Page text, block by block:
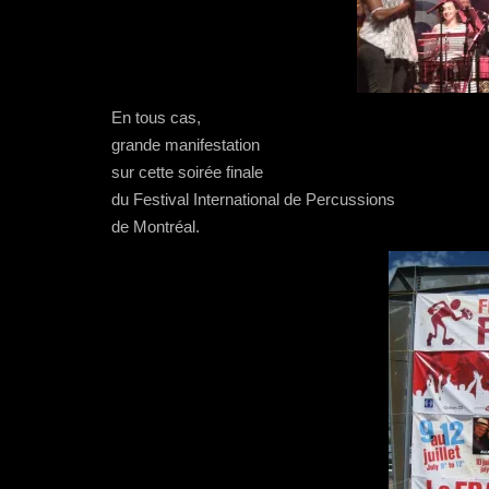
En tous cas,
grande manifestation
sur cette soirée finale
du Festival International de Percussions
de Montréal.